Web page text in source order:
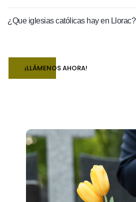
¿Que iglesias católicas hay en Llorac?
¡LLÁMENOS AHORA!